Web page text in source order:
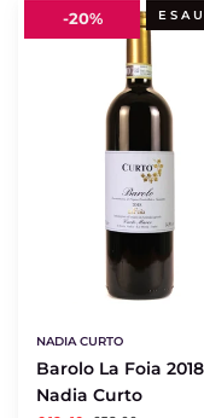
Barolo
La
NADIA CURTO
Barolo La Foia 2018
Nadia Curto
-20%